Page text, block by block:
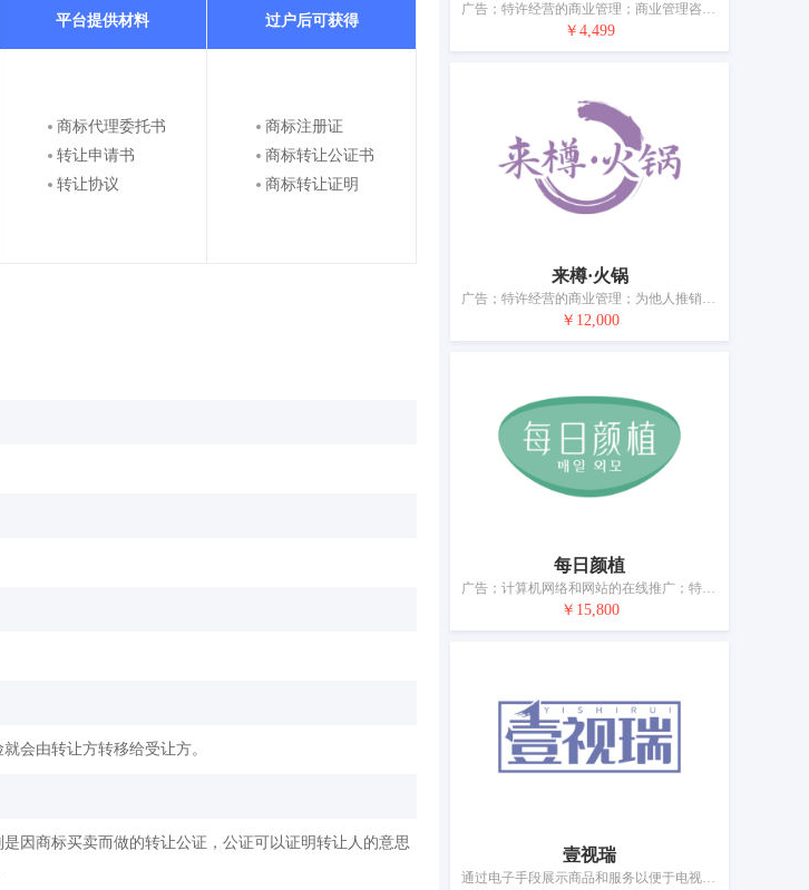
平台提供材料 过户后可获得
商标代理委托书
转让申请书
转让协议
商标注册证
商标转让公证书
商标转让证明
会由转让方转移给受让方。
因商标买卖而做的转让公证，公证可以证明转让人的意思
广告；特许经营的商业管理；商业管理咨询；市场营销；为他人推销；人事管理咨询；计算机数据库信息系统化；会计；自动售货机出租；药用、兽医用、卫生用制剂和医疗用品的零售服务
￥4,499
来樽·火锅
广告；特许经营的商业管理；为他人推销；为他人采购（为其他企业购买商品或服务）；为商品和服务的买卖双方提供在线市场；市场营销；人员招收；在计算机数据库中更新和维护数据；会计；药品零售或批发服务
￥12,000
每日颜植
广告；计算机网络和网站的在线推广；特许经营的商业管理；为商品和服务的买卖双方提供在线市场；替他人推销；人事管理咨询；将信息编入计算机数据库；会计；寻找赞助；药用、兽医用、卫生用制剂和医疗用品的零售服务
￥15,800
壹视瑞
通过电子手段展示商品和服务以便于电视购物和居家购物；为零售目的在通信媒体上展示商品；在网站上为商品和服务提供广告空间；广告；特许经营的商业管理；组织商业或广告展览；为他人推销；为商品和服务的买卖双方提供在线市场；市场营销；药品零售或批发服务